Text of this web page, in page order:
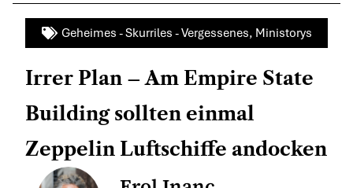
Geheimes - Skurriles - Vergessenes, Ministorys
Irrer Plan – Am Empire State
Building sollten einmal
Zeppelin Luftschiffe andocken